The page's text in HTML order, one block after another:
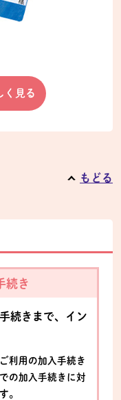
く見る
もどる
続き
続きまで、イン
利用の加入手続き
の加入手続きに対
。